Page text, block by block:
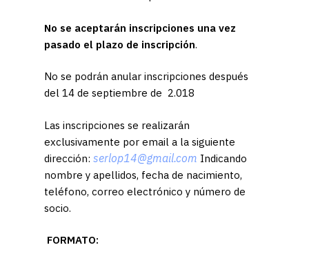
No se aceptarán inscripciones una vez
pasado el plazo de inscripción.
No se podrán anular inscripciones después
del 14 de septiembre de 2.018
Las inscripciones se realizarán
exclusivamente por email a la siguiente
dirección: serlop14@gmail.com Indicando
nombre y apellidos, fecha de nacimiento,
teléfono, correo electrónico y número de
socio.
FORMATO: